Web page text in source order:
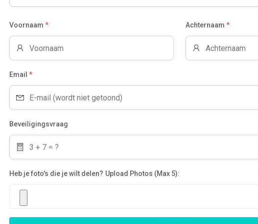
Voornaam * Achternaam *
Email *
Beveiligingsvraag
Heb je foto's die je wilt delen? Upload Photos (Max 5):